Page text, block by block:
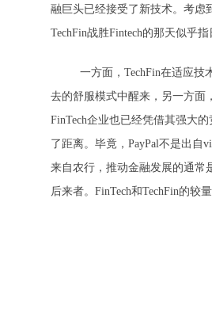
融巨头已经接受了新技术。考虑
TechFin战胜Fintech的那天似乎指
一方面，TechFin在适应技
去的舒服模式中醒来，另一方面
FinTech企业也已经凭借其强大
了距离。毕竟，PayPal不是出自
来自农行，推动金融发展的通常
后来者。FinTech和TechFin的较